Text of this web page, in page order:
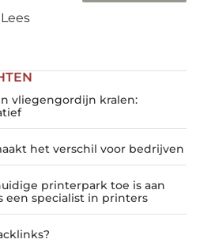
vliegengordijn kralen:
het verschil voor bedrijven
printerpark toe is aan
een specialist in printers